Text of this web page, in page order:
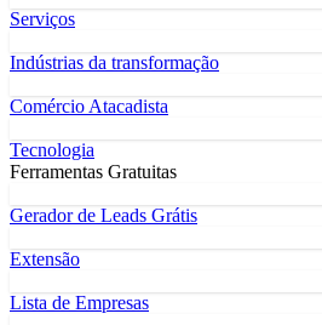
Serviços
Indústrias da transformação
Comércio Atacadista
Tecnologia
Ferramentas Gratuitas
Gerador de Leads Grátis
Extensão
Lista de Empresas